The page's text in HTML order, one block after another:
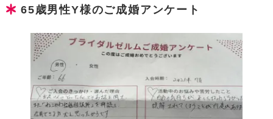
65歳男性Y様のご成婚アンケート